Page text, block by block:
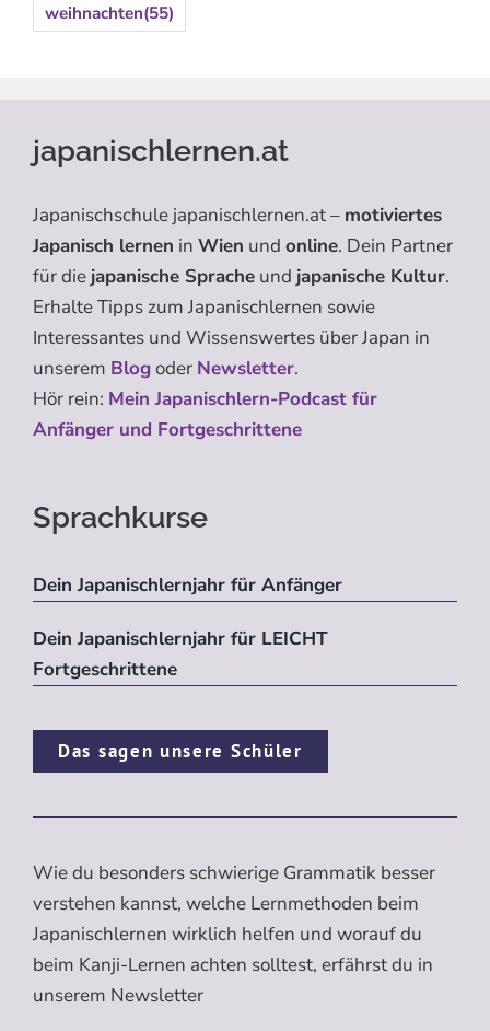
weihnachten(55)
japanischlernen.at
Japanischschule japanischlernen.at – motiviertes
Japanisch lernen in Wien und online. Dein Partner
für die japanische Sprache und japanische Kultur.
Erhalte Tipps zum Japanischlernen sowie
Interessantes und Wissenswertes über Japan in
unserem Blogoder Newsletter.
Hör rein: Mein Japanischlern-Podcast für
Anfänger und Fortgeschrittene
Sprachkurse
Dein Japanischlernjahr für Anfänger
Dein Japanischlernjahr für LEICHT
Fortgeschrittene
Das sagen unsere Schüler
Wie du besonders schwierige Grammatik besser
verstehen kannst, welche Lernmethoden beim
Japanischlernen wirklich helfen und worauf du
beim Kanji-Lernen achten solltest, erfährst du in
unserem Newsletter